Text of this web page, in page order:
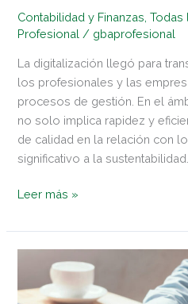
Contabilidad y Finanzas ,Todas
Profesional / gbaprofesional
La digitalización llegó para
los profesionales y las
procesos de gestión. En el
no solo implica rapidez y
de calidad en la relación con
significativo a la
Leer más »
técnicas
profesionales